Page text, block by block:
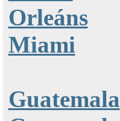
Orleáns
Miami
Guatemala